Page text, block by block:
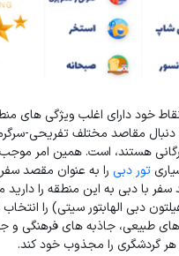
خود دارای اغلب ویژگی های
دنبال مقاصد مختلف تفریحی-
هستند، است. همین امر
تور دبی را به عنوان مقصد
با دبی به این منطقه را دارید
دبی الهابتور سیتی) را انتخاب
های طبیعی، جاذبه های فرهنگی و
هر گردشگری را مجذوب خود کند.